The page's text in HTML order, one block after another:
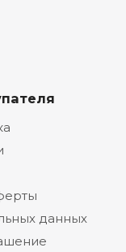
данных